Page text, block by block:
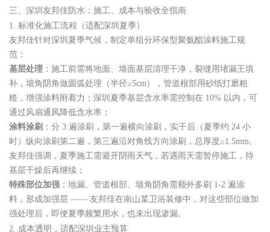
三、深圳友邦佳防水：施工、成本与验收全指南
1. 标准化施工流程（适配深圳夏季）
友邦佳针对深圳夏季气候，制定单组分环保型聚氨酯涂料施工规
范：
基层处理 ：施工前需将地面、墙面基层清理干净，裂缝用堵漏王填
补，墙角阴角做圆弧处理（半径≥5cm），管道根部用砂纸打磨粗
糙，增强涂料附着力；深圳夏季基层含水率需控制在 10% 以内，可
通过风扇通风降低含水率；
涂料涂刷 ：分 3 遍涂刷，第一遍横向涂刷，实干后（夏季约 24 小
时）纵向涂刷第二遍，第三遍沿对角线方向涂刷，总厚度≥1.5mm。
友邦佳强调，夏季施工需避开阴雨天气，若遇雨天需暂停施工，待
基层干燥后再继续；
特殊部位加强 ：地漏、管道根部、墙角阴角需额外多刷 1-2 遍涂
料，形成加强层 —— 友邦佳在南山某卫浴装修中，对这些部位做加
强处理后，即便夏季频繁用水，也未出现渗漏。
2. 成本透明，适配深圳业主预算